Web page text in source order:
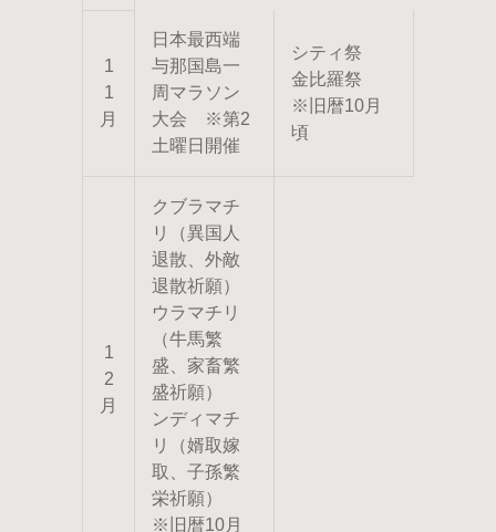
1
1
月
日本最西端
与那国島一
周マラソン
大会 ※第2
土曜日開催
シティ祭
金比羅祭
※旧暦10月
頃
1
2
月
クブラマチ
リ（異国人
退散、外敵
退散祈願）
ウラマチリ
（牛馬繁
盛、家畜繁
盛祈願）
ンディマチ
リ（婿取嫁
取、子孫繁
栄祈願）
※旧暦10月